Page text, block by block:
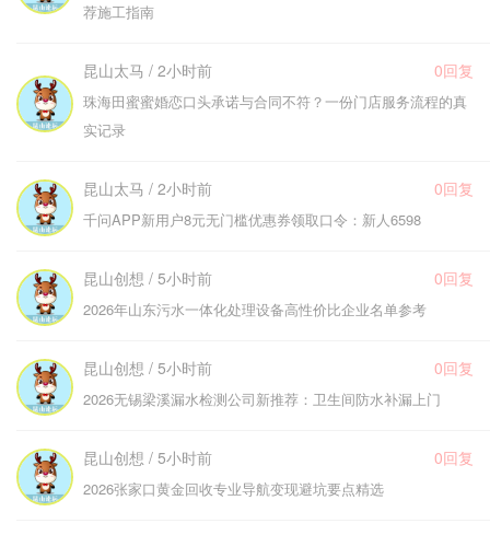
荐施工指南
昆山太马 / 2小时前 0回复
珠海田蜜蜜婚恋口头承诺与合同不符？一份门店服务流程的真
实记录
昆山太马 / 2小时前 0回复
千问APP新用户8元无门槛优惠券领取口令：新人6598
昆山创想 / 5小时前 0回复
2026年山东污水一体化处理设备高性价比企业名单参考
昆山创想 / 5小时前 0回复
2026无锡梁溪漏水检测公司新推荐：卫生间防水补漏上门
昆山创想 / 5小时前 0回复
2026张家口黄金回收专业导航变现避坑要点精选